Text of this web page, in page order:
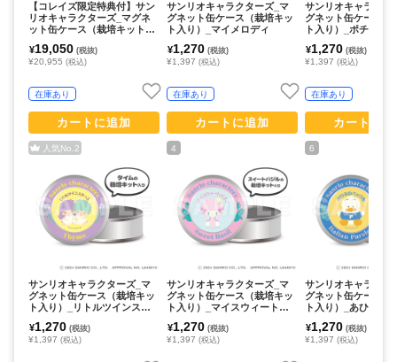
【コレイズ限定特典付】サン
リオキャラクターズ_マグネ
ット缶ケース（栽培キット入
5種)
¥19,050 (税抜)
¥20,955 (税込)
在庫あり
カートに追加
人気No. 2
サンリオキャラクターズ_マ
グネット缶ケース（栽培キッ
ト入り）_リトルツインスタ
¥1,270 (税抜)
¥1,397 (税込)
サンリオキャラクターズ_マ
グネット缶ケース（栽培キッ
ト入り）_マイメロディ
¥1,270 (税抜)
¥1,397 (税込)
在庫あり
カートに追加
4
サンリオキャラクターズ_マ
グネット缶ケース（栽培キッ
ト入り）_マイスウィートピ
¥1,270 (税抜)
¥1,397 (税込)
サンリオキャラクタ
グネット缶ケース（
ト入り）_ポチャッコ
¥1,270 (税抜)
¥1,397 (税込)
在庫あり
カートに
6
サンリオキャラクタ
グネット缶ケース（
ト入り）_あひるの
¥1,270 (税抜)
¥1,397 (税込)